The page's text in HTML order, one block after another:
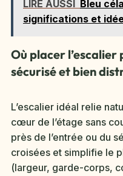
LIRE AUSSI
Bleu
significations et
Où placer
sécurisé et bien
L’escalier idéal relie
cœur de l’étage sans
près de l’entrée ou du
croisées et simplifie le
(largeur, garde-corps,